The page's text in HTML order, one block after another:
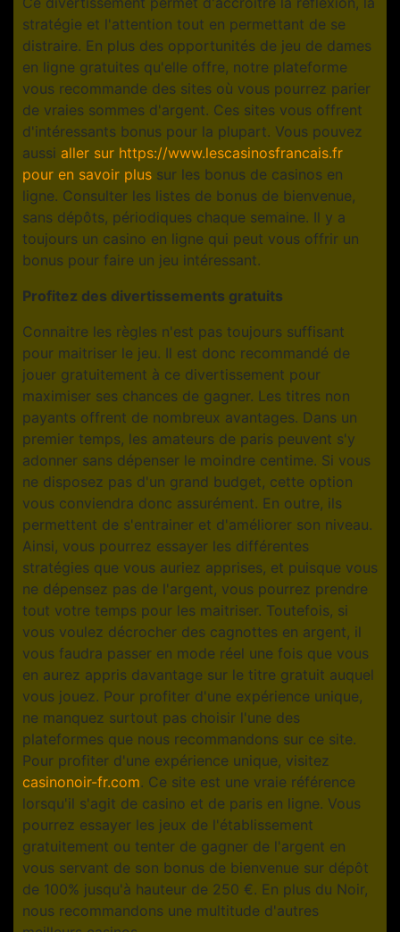
stratégie et l'attention tout en permettant de se
distraire. En plus des opportunités de jeu de dames
en ligne gratuites qu'elle offre, notre plateforme
vous recommande des sites où vous pourrez parier
de vraies sommes d'argent. Ces sites vous offrent
d'intéressants bonus pour la plupart. Vous pouvez
aussi aller sur https://www.lescasinosfrancais.fr
pour en savoir plus sur les bonus de casinos en
ligne. Consulter les listes de bonus de bienvenue,
sans dépôts, périodiques chaque semaine. Il y a
toujours un casino en ligne qui peut vous offrir un
bonus pour faire un jeu intéressant.
Profitez des divertissements gratuits
Connaitre les règles n'est pas toujours suffisant
pour maitriser le jeu. Il est donc recommandé de
jouer gratuitement à ce divertissement pour
maximiser ses chances de gagner. Les titres non
payants offrent de nombreux avantages. Dans un
premier temps, les amateurs de paris peuvent s'y
adonner sans dépenser le moindre centime. Si vous
ne disposez pas d'un grand budget, cette option
vous conviendra donc assurément. En outre, ils
permettent de s'entrainer et d'améliorer son niveau.
Ainsi, vous pourrez essayer les différentes
stratégies que vous auriez apprises, et puisque vous
ne dépensez pas de l'argent, vous pourrez prendre
tout votre temps pour les maitriser. Toutefois, si
vous voulez décrocher des cagnottes en argent, il
vous faudra passer en mode réel une fois que vous
en aurez appris davantage sur le titre gratuit auquel
vous jouez. Pour profiter d'une expérience unique,
ne manquez surtout pas choisir l'une des
plateformes que nous recommandons sur ce site.
Pour profiter d'une expérience unique, visitez
casinonoir-fr.com. Ce site est une vraie référence
lorsqu'il s'agit de casino et de paris en ligne. Vous
pourrez essayer les jeux de l'établissement
gratuitement ou tenter de gagner de l'argent en
vous servant de son bonus de bienvenue sur dépôt
de 100% jusqu'à hauteur de 250 €. En plus du Noir,
nous recommandons une multitude d'autres